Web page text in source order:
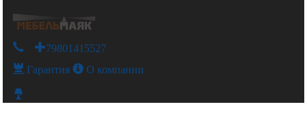
+79801415527
Гарантия О компании